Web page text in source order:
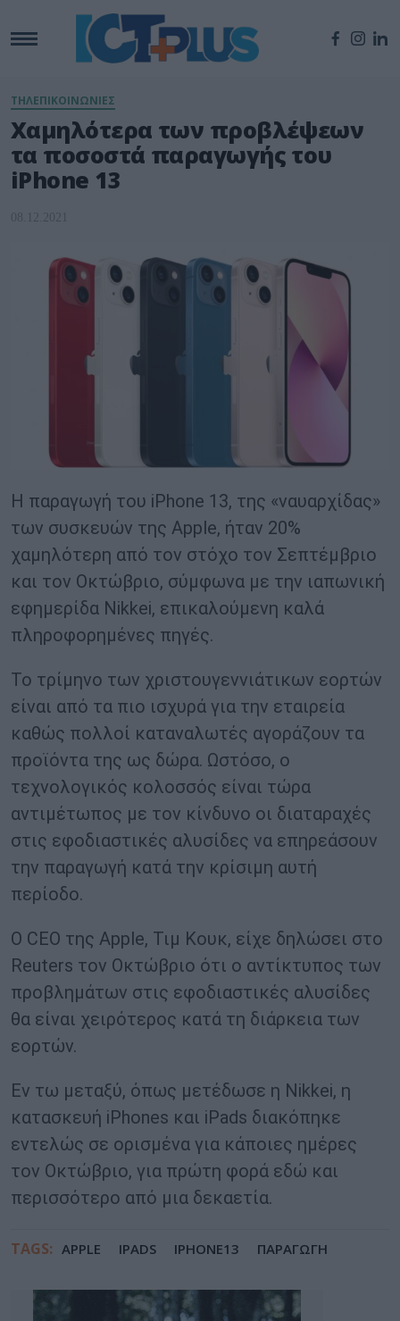
ΤΗΛΕΠΙΚΟΙΝΩΝΙΕΣ
Χαμηλότερα των προβλέψεων
τα ποσοστά παραγωγής του
iPhone 13
08.12.2021
Η παραγωγή του iPhone 13, της «ναυαρχίδας»
των συσκευών της Apple, ήταν 20%
χαμηλότερη από τον στόχο τον Σεπτέμβριο
και τον Οκτώβριο, σύμφωνα με την ιαπωνική
εφημερίδα Nikkei, επικαλούμενη καλά
πληροφορημένες πηγές.
Το τρίμηνο των χριστουγεννιάτικων εορτών
είναι από τα πιο ισχυρά για την εταιρεία
καθώς πολλοί καταναλωτές αγοράζουν τα
προϊόντα της ως δώρα. Ωστόσο, ο
τεχνολογικός κολοσσός είναι τώρα
αντιμέτωπος με τον κίνδυνο οι διαταραχές
στις εφοδιαστικές αλυσίδες να επηρεάσουν
την παραγωγή κατά την κρίσιμη αυτή
περίοδο.
Ο CEO της Apple, Τιμ Κουκ, είχε δηλώσει στο
Reuters τον Οκτώβριο ότι ο αντίκτυπος των
προβλημάτων στις εφοδιαστικές αλυσίδες
θα είναι χειρότερος κατά τη διάρκεια των
εορτών.
Εν τω μεταξύ, όπως μετέδωσε η Nikkei, η
κατασκευή iPhones και iPads διακόπηκε
εντελώς σε ορισμένα για κάποιες ημέρες
τον Οκτώβριο, για πρώτη φορά εδώ και
περισσότερο από μια δεκαετία.
TAGS: APPLE IPADS IPHONE13 ΠΑΡΑΓΩΓΗ